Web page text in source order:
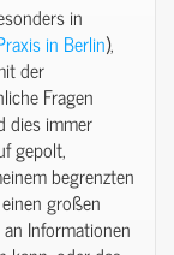
in
in Berlin),
der
Fragen
dies immer
gepolt,
begrenzten
großen
Informationen